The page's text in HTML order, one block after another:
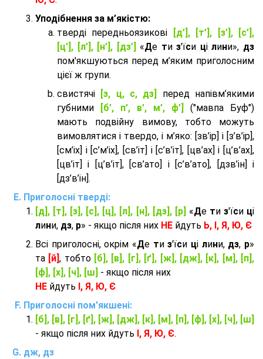
Уподібнення за м’якістю:
тверді передньоязикові
[д’], [т’], [з’], [с’],
[ц’], [л’], [н’], [дз’] «Де тиз'їси цілини», дз
пом'якшуються перед м’яким приголосним
цієї ж групи.
cвистячі
[з, ц, с, дз]
перед напівм’якими
губними
[б’, п’, в’, м’, ф’]
("мавпа Буф")
мають подвійну вимову, тобто можуть
вимовлятися і твердо, і м’яко: [зв’ір] і [з’в’ір],
[см’іх] і [с’м’іх], [св’іт] і [с’в’іт], [цв’ах] і [ц’в’ах],
[цв’іт] і [ц’в’іт], [св’ато] і [с’в’ато], [дзв’iн] і
[дз’в’iн].
Приголосні тверді:
[д], [т], [з], [с], [ц], [л], [н], [дз], [р] «Де ти з'їси ці
лини, дз, р» - якщо після них НЕ йдуть Ь, І, Я, Ю, Є
Всі приголосні, окрім «Де тиз'їси ці лини, дз, р»
та [й], тобто [б], [в], [г], [ґ], [ж], [дж], [к], [м], [п],
[ф], [х], [ч], [ш] - якщо після них
НЕ йдуть І, Я, Ю, Є
Приголосні пом'якшені:
[б], [в], [г], [ґ], [ж], [дж], [к], [м], [п], [ф], [х], [ч], [ш]
- якщо після них йдуть І, Я, Ю, Є.
дж, дз